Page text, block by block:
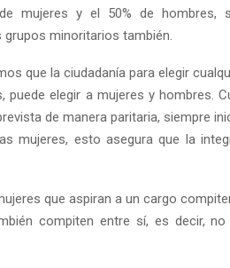
mujeres y el 50% de hombres,
minoritarios también.
que la ciudadanía para elegir
puede elegir a mujeres y hombres.
de manera paritaria, siempre
mujeres, esto asegura que la
que aspiran a un cargo
compiten entre sí, es decir,